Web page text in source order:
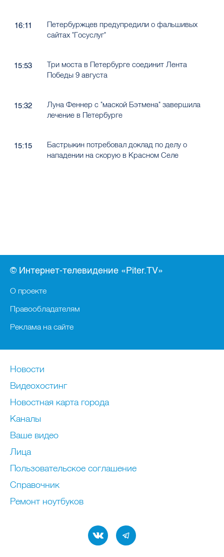
16:11
Петербуржцев предупредили о фальшивых
сайтах "Госуслуг"
15:53
Три моста в Петербурге соединит Лента
Победы 9 августа
15:32
Луна Феннер с "маской Бэтмена" завершила
лечение в Петербурге
15:15
Бастрыкин потребовал доклад по делу о
нападении на скорую в Красном Селе
© Интернет-телевидение «Piter.TV»
О проекте
Правообладателям
Реклама на сайте
Новости
Видеохостинг
Новостная карта города
Каналы
Ваше видео
Лица
Пользовательское соглашение
Справочник
Ремонт нoутбуков